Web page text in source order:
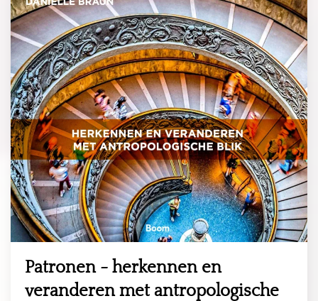
Patronen - herkennen en
veranderen met antropologische